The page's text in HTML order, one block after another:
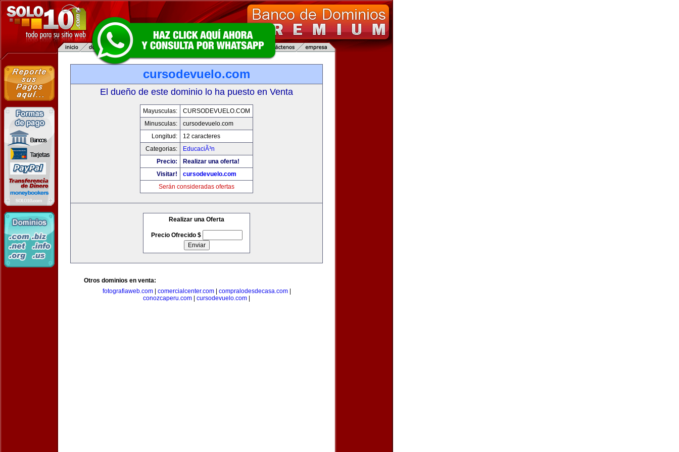
cursodevuelo.com
El dueño de este dominio lo ha puesto en Venta
Mayusculas:
CURSODEVUELO.COM
Minusculas:
cursodevuelo.com
Longitud:
12 caracteres
Categorias:
EducaciÃ³n
Precio:
Realizar una oferta!
Visitar!
cursodevuelo.com
Serán consideradas ofertas
Realizar una Oferta
Precio Ofrecido $
Otros dominios en venta:
fotografiaweb.com| comercialcenter.com| compralodesdecasa.com|
conozcaperu.com
cursodevuelo.com